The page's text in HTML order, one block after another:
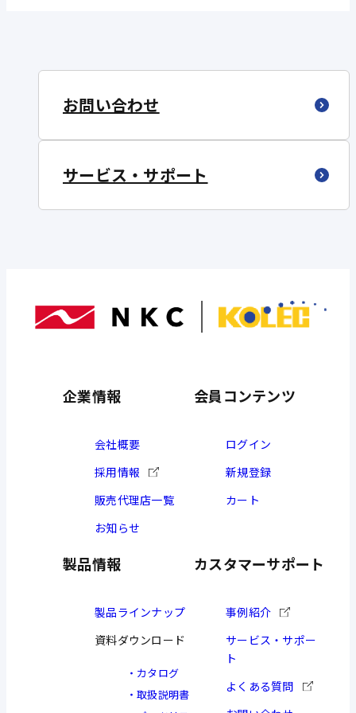
お問い合わせ
サービス・サポート
企業情報
会社概要
採用情報
販売代理店一覧
お知らせ
製品情報
製品ラインナップ
資料ダウンロード
カタログ
取扱説明書
会員コンテンツ
ログイン
新規登録
カート
カスタマーサポート
事例紹介
サービス・サポー
ト
よくある質問